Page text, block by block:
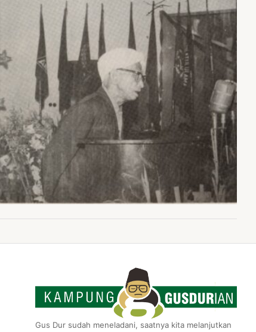
Gus Dur sudah meneladani, saatnya kita melanjutkan